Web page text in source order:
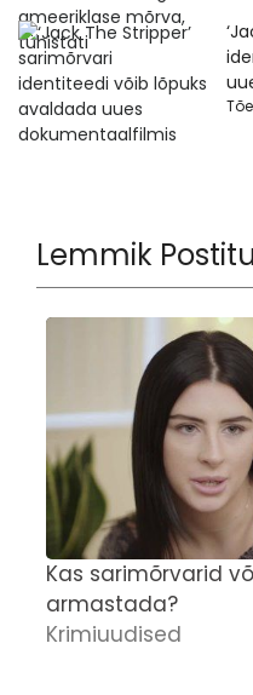
Lemmik
Kas sarimõrvarid
armastada?
Krimiuudised